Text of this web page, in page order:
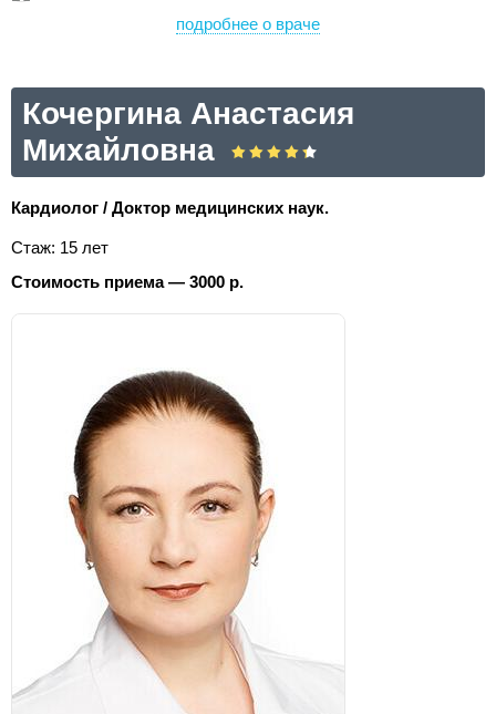
подробнее о враче
Кочергина Анастасия
Михайловна
Кардиолог / Доктор медицинских наук.
Стаж: 15 лет
Стоимость приема — 3000 р.